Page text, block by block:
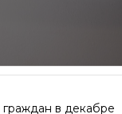
в декабре